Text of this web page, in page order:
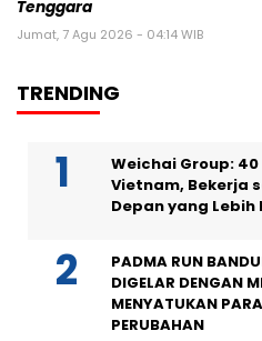
Tenggara
Jumat, 7 Agu 2026 - 04:14 WIB
TRENDING
Weichai Group:
Vietnam, Bekerja
Depan yang Lebih
PADMA RUN
DIGELAR DENGAN
MENYATUKAN
PERUBAHAN